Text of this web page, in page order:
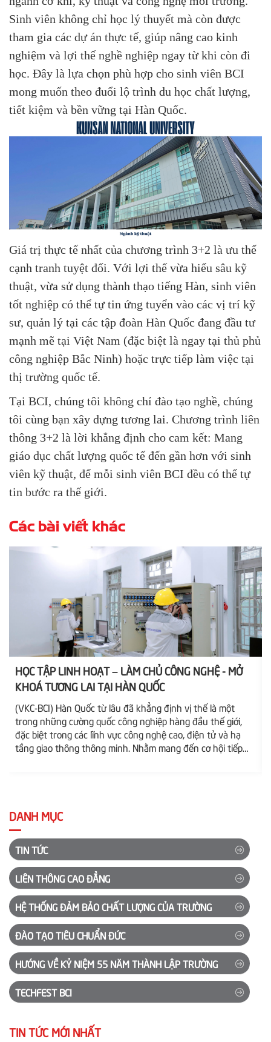
Sinh viên không chỉ học lý thuyết mà còn được
tham gia các dự án thực tế, giúp nâng cao kinh
nghiệm và lợi thế nghề nghiệp ngay từ khi còn đi
học. Đây là lựa chọn phù hợp cho sinh viên BCI
mong muốn theo đuổi lộ trình du học chất lượng,
tiết kiệm và bền vững tại Hàn Quốc.
Giá trị thực tế nhất của chương trình 3+2 là ưu thế
cạnh tranh tuyệt đối. Với lợi thế vừa hiểu sâu kỹ
thuật, vừa sử dụng thành thạo tiếng Hàn, sinh viên
tốt nghiệp có thể tự tin ứng tuyển vào các vị trí kỹ
sư, quản lý tại các tập đoàn Hàn Quốc đang đầu tư
mạnh mẽ tại Việt Nam (đặc biệt là ngay tại thủ phủ
công nghiệp Bắc Ninh) hoặc trực tiếp làm việc tại
thị trường quốc tế.
Tại BCI, chúng tôi không chỉ đào tạo nghề, chúng
tôi cùng bạn xây dựng tương lai. Chương trình liên
thông 3+2 là lời khẳng định cho cam kết: Mang
giáo dục chất lượng quốc tế đến gần hơn với sinh
viên kỹ thuật, để mỗi sinh viên BCI đều có thể tự
tin bước ra thế giới.
Các bài viết khác
HỌC TẬP LINH HOẠT – LÀM CHỦ CÔNG NGHỆ - MỞ
KHOÁ TƯƠNG LAI TẠI HÀN QUỐC
(VKC-BCI) Hàn Quốc từ lâu đã khẳng định vị thế là một
trong những cường quốc công nghiệp hàng đầu thế giới,
đặc biệt trong các lĩnh vực công nghệ cao, điện tử và hạ
tầng giao thông thông minh. Nhằm mang đến cơ hội tiếp
DANH MỤC
TIN TỨC
LIÊN THÔNG CAO ĐẲNG
HỆ THỐNG ĐẢM BẢO CHẤT LƯỢNG CỦA TRƯỜNG
ĐÀO TẠO TIÊU CHUẨN ĐỨC
HƯỚNG VỀ KỶ NIỆM 55 NĂM THÀNH LẬP TRƯỜNG
TECHFEST BCI
TIN TỨC MỚI NHẤT